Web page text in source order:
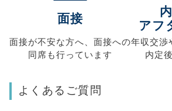
面接
面接が不安な方へ、 面接への
同席も行っています
アフ
年収交渉
内定
よくあるご質問